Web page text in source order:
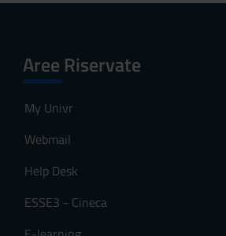
Aree Riservate
My Univr
Webmail
Help Desk
ESSE3 - Cineca